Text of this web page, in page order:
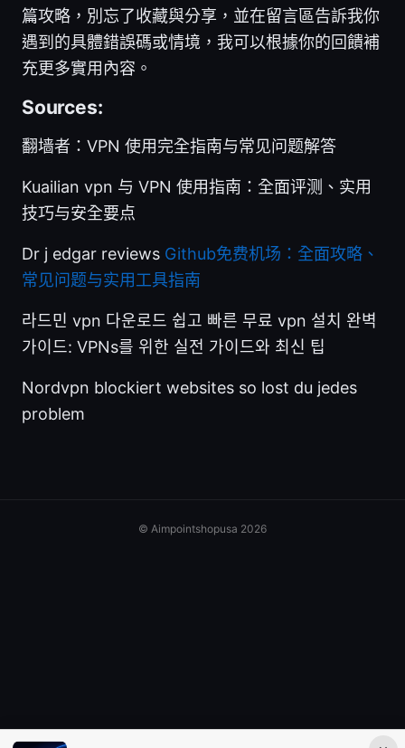
篇攻略，別忘了收藏與分享，並在留言區告訴我你
遇到的具體錯誤碼或情境，我可以根據你的回饋補
充更多實用內容。
Sources:
翻墙者：VPN 使用完全指南与常见问题解答
Kuailian vpn 与 VPN 使用指南：全面评测、实用
技巧与安全要点
Dr j edgar reviews Github免费机场：全面攻略、
常见问题与实用工具指南
라드민 vpn 다운로드 쉽고 빠른 무료 vpn 설치 완벽
가이드: VPNs를 위한 실전 가이드와 최신 팁
Nordvpn blockiert websites so lost du jedes
problem
© Aimpointshopusa 2026